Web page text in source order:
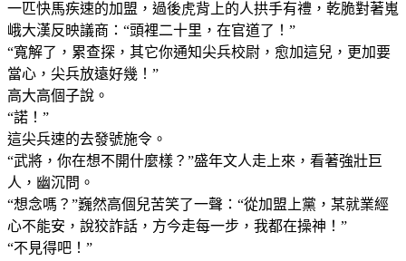
一匹快馬疾速的加盟，過後虎背上的人拱手有禮，乾脆對著嵬
峨大漢反映議商：“頭裡二十里，在官道了！”
“寬解了，累查探，其它你通知尖兵校尉，愈加這兒，更加要
當心，尖兵放遠好幾！”
高大高個子說。
“諾！”
這尖兵速的去發號施令。
“武將，你在想不開什麼樣？”盛年文人走上來，看著強壯巨
人，幽沉問。
“想念嗎？”巍然高個兒苦笑了一聲：“從加盟上黨，某就業經
心不能安，說狡詐話，方今走每一步，我都在操神！”
“不見得吧！”